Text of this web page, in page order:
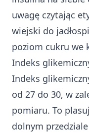
uwagę czytając
wiejski do
poziom cukru we
Indeks
Indeks
od 27 do 30, w
pomiaru. To
dolnym